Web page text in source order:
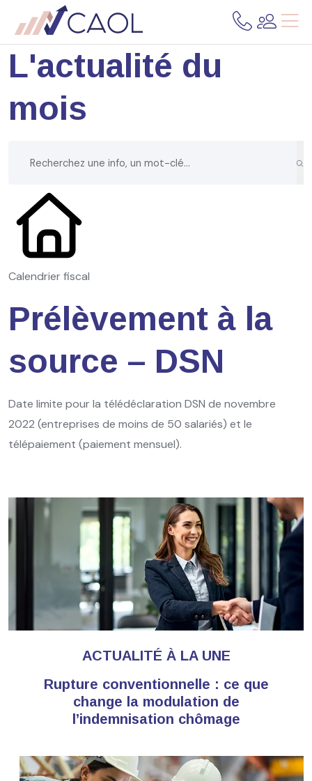
L'actualité du
mois
Calendrier fiscal
Prélèvement à la
source – DSN
Date limite pour la télédéclaration DSN de novembre
2022 (entreprises de moins de 50 salariés) et le
télépaiement (paiement mensuel).
ACTUALITÉ À LA UNE
Rupture conventionnelle : ce que
change la modulation de
l’indemnisation chômage